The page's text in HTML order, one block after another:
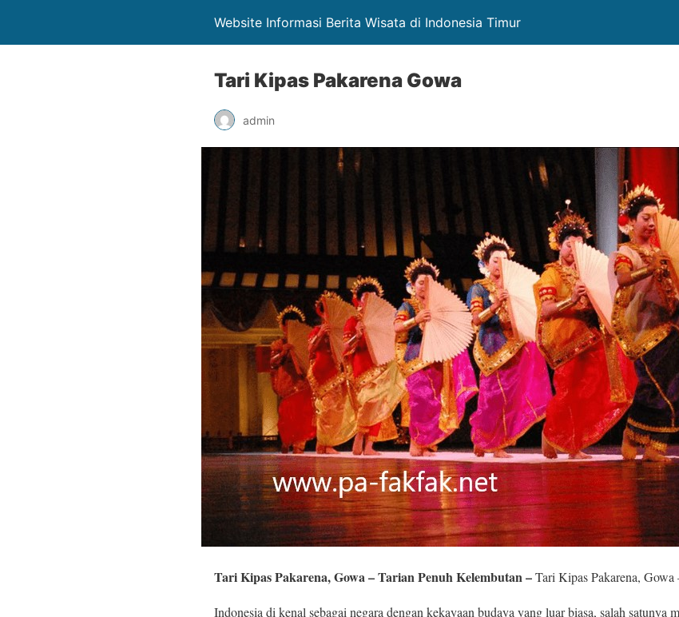
Website Informasi Berita Wisata di Indonesia Timur
Tari Kipas Pakarena Gowa
admin
Tari Kipas Pakarena, Gowa – Tarian Penuh Kelembutan –Tari Kipas Pakarena,
Indonesia di kenal sebagai negara dengan kekayaan budaya yang luar biasa, salah satunya